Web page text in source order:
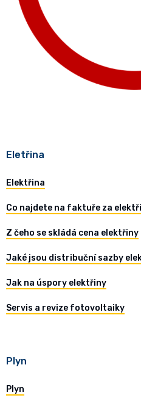
Eletřina
Elektřina
Co najdete na faktuře za
Z čeho se skládá cena elektřiny
Jaké jsou distribuční sazby
Jak na úspory elektřiny
Servis a revize fotovoltaiky
Plyn
Plyn